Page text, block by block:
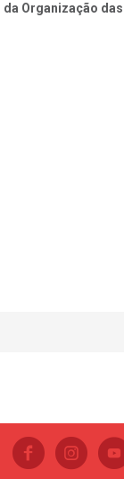
Organização